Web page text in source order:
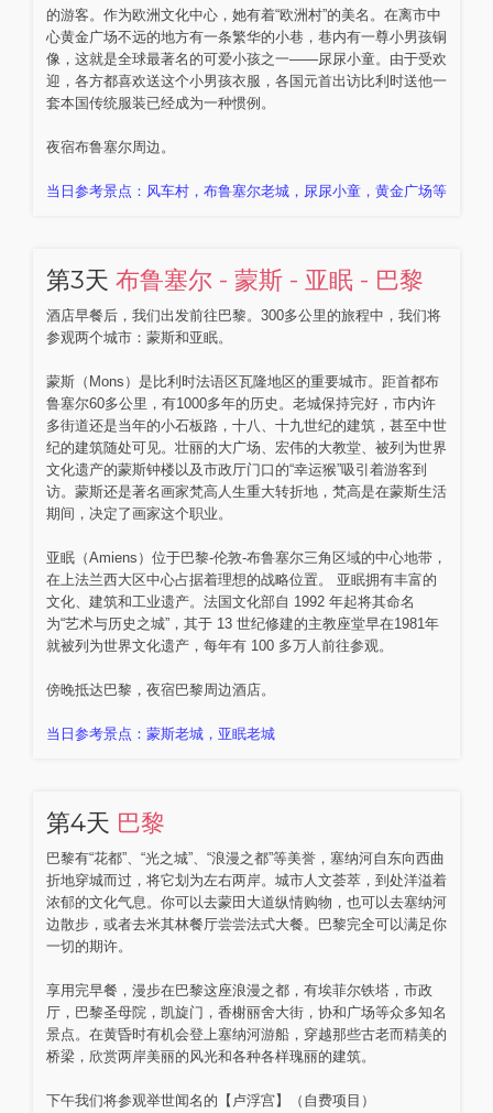
的游客。作为欧洲文化中心，她有着“欧洲村”的美名。在离市中
心黄金广场不远的地方有一条繁华的小巷，巷内有一尊小男孩铜
像，这就是全球最著名的可爱小孩之一——尿尿小童。由于受欢
迎，各方都喜欢送这个小男孩衣服，各国元首出访比利时送他一
套本国传统服装已经成为一种惯例。
夜宿布鲁塞尔周边。
当日参考景点：风车村，布鲁塞尔老城，尿尿小童，黄金广场等
第3天 布鲁塞尔 - 蒙斯 - 亚眠 - 巴黎
酒店早餐后，我们出发前往巴黎。300多公里的旅程中，我们将
参观两个城市：蒙斯和亚眠。
蒙斯（Mons）是比利时法语区瓦隆地区的重要城市。距首都布
鲁塞尔60多公里，有1000多年的历史。老城保持完好，市内许
多街道还是当年的小石板路，十八、十九世纪的建筑，甚至中世
纪的建筑随处可见。壮丽的大广场、宏伟的大教堂、被列为世界
文化遗产的蒙斯钟楼以及市政厅门口的“幸运猴”吸引着游客到
访。蒙斯还是著名画家梵高人生重大转折地，梵高是在蒙斯生活
期间，决定了画家这个职业。
亚眠（Amiens）位于巴黎-伦敦-布鲁塞尔三角区域的中心地带，
在上法兰西大区中心占据着理想的战略位置。 亚眠拥有丰富的
文化、建筑和工业遗产。法国文化部自 1992 年起将其命名
为“艺术与历史之城”，其于 13 世纪修建的主教座堂早在1981年
就被列为世界文化遗产，每年有 100 多万人前往参观。
傍晚抵达巴黎，夜宿巴黎周边酒店。
当日参考景点：蒙斯老城，亚眠老城
第4天 巴黎
巴黎有“花都”、“光之城”、“浪漫之都”等美誉，塞纳河自东向西曲
折地穿城而过，将它划为左右两岸。城市人文荟萃，到处洋溢着
浓郁的文化气息。你可以去蒙田大道纵情购物，也可以去塞纳河
边散步，或者去米其林餐厅尝尝法式大餐。巴黎完全可以满足你
一切的期许。
享用完早餐，漫步在巴黎这座浪漫之都，有埃菲尔铁塔，市政
厅，巴黎圣母院，凯旋门，香榭丽舍大街，协和广场等众多知名
景点。在黄昏时有机会登上塞纳河游船，穿越那些古老而精美的
桥梁，欣赏两岸美丽的风光和各种各样瑰丽的建筑。
下午我们将参观举世闻名的【卢浮宫】（自费项目）